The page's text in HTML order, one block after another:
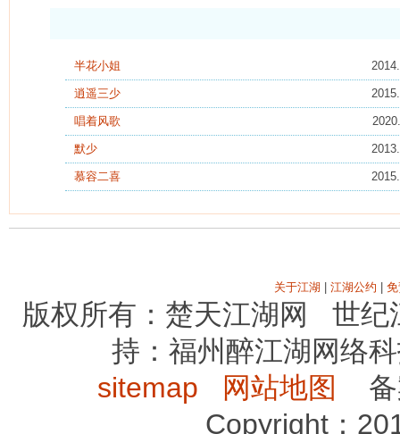
半花小姐
逍遥三少
唱着风歌
默少
慕容二喜
关于江湖 江湖公约
版权所有：楚天江湖网 世
持：福州醉江湖网络
sitemap
网站地图
备
Copyright：